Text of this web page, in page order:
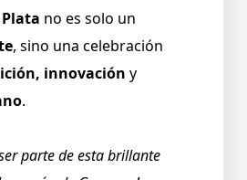
no es solo un
, sino una celebración
innovación y
.
parte de esta brillante